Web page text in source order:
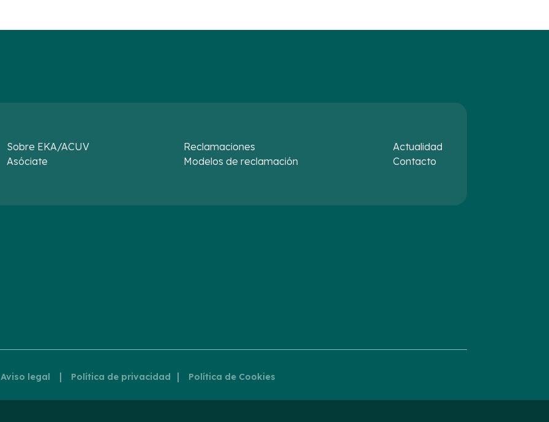
Sobre EKA/ACUV
Asóciate
Reclamaciones
Modelos de reclamación
Actualidad
Contacto
Aviso legal | Política de privacidad | Política de Cookies